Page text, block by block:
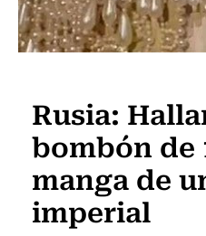
Rusia:
bombón de
manga de
imperial